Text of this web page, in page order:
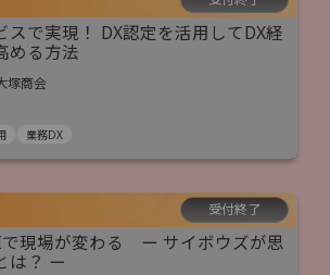
スで実現！ DX認定を活用してDX経
める方法
塚商会
業務DX
受付終了
現場が変わる ー サイボウズが思
は？ ー